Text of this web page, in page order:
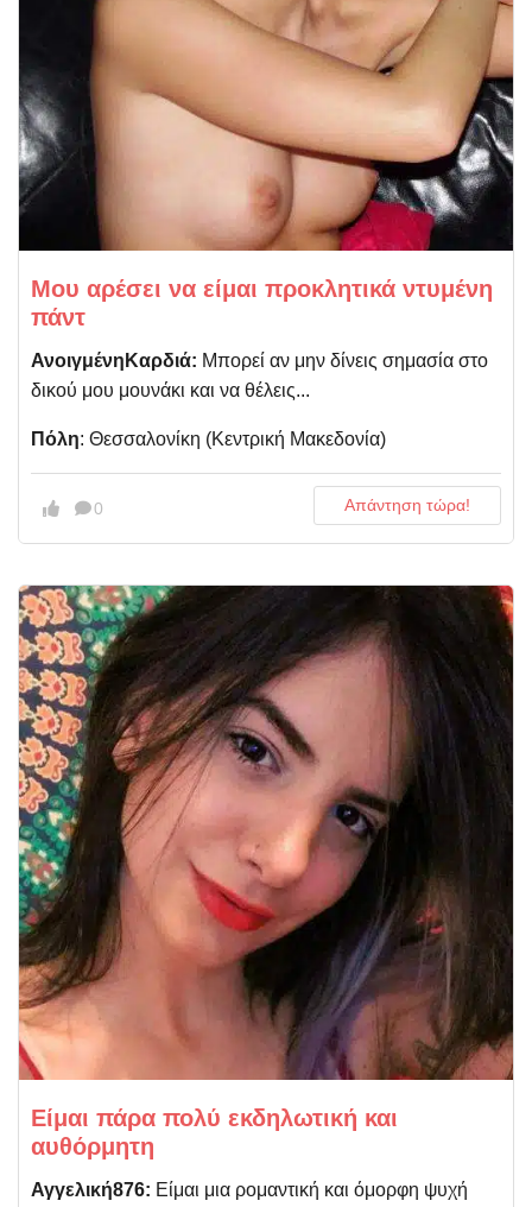
Μου αρέσει να είμαι προκλητικά ντυμένη
πάντ
ΑνοιγμένηΚαρδιά: Μπορεί αν μην δίνεις σημασία στο
δικού μου μουνάκι και να θέλεις...
Πόλη: Θεσσαλονίκη (Kεντρική Μακεδονία)
0 Απάντηση τώρα!
Είμαι πάρα πολύ εκδηλωτική και
αυθόρμητη
Αγγελική876: Είμαι μια ρομαντική και όμορφη ψυχή